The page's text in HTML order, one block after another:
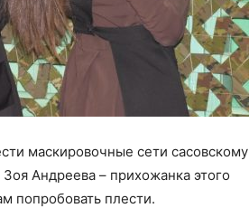
маскировочные сети сасовскому
Андреева – прихожанка этого
попробовать плести.